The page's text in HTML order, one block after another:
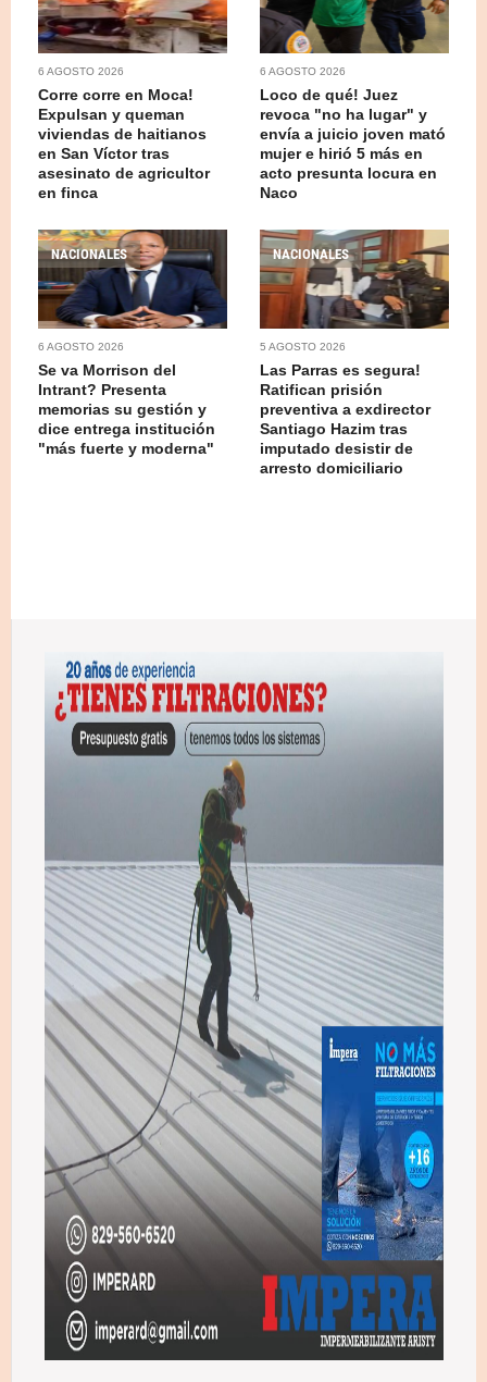
6 AGOSTO 2026
Corre corre en Moca!
Expulsan y queman
viviendas de haitianos
en San Víctor tras
asesinato de agricultor
en finca
6 AGOSTO 2026
Loco de qué! Juez
revoca "no ha lugar" y
envía a juicio joven mató
mujer e hirió 5 más en
acto presunta locura en
Naco
NACIONALES
6 AGOSTO 2026
Se va Morrison del
Intrant? Presenta
memorias su gestión y
dice entrega institución
"más fuerte y moderna"
NACIONALES
5 AGOSTO 2026
Las Parras es segura!
Ratifican prisión
preventiva a exdirector
Santiago Hazim tras
imputado desistir de
arresto domiciliario